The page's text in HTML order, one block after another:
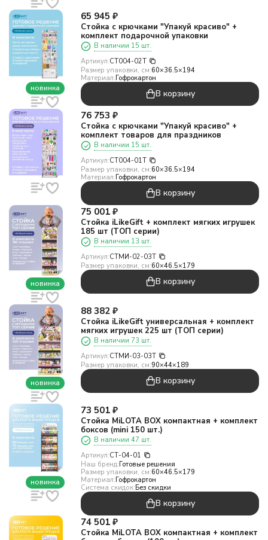
новинка
65 945 ₽
Стойка с крючками "Упакуй красиво" +
комплект подарочной упаковки
В наличии 15 шт.
Артикул:CT004-02T
Размер упаковки, см:60×36.5×194
Материал:Гофрокартон
В корзину
76 753 ₽
Стойка с крючками "Упакуй красиво" +
комплект товаров для праздников
В наличии 15 шт.
Артикул:CT004-01T
Размер упаковки, см:60×36.5×194
Материал:Гофрокартон
В корзину
новинка
75 001 ₽
Стойка iLikeGift + комплект мягких игрушек
185 шт (ТОП серии)
В наличии 13 шт.
Артикул:СТМИ-02-03T
Размер упаковки, см:60×46.5×179
В корзину
новинка
88 382 ₽
Стойка iLikeGift универсальная + комплект
мягких игрушек 225 шт (ТОП серии)
В наличии 73 шт.
Артикул:СТМИ-03-03T
Размер упаковки, см:90×44×189
В корзину
новинка
73 501 ₽
Стойка MiLOTA BOX компактная + комплект
боксов (mini 150 шт.)
В наличии 47 шт.
Артикул:СТ-04-01
Наш бренд:Готовые решения
Размер упаковки, см:60×46.5×179
Материал:Гофрокартон
Система скидок:Без скидки
В корзину
74 501 ₽
Стойка MiLOTA BOX компактная + комплект